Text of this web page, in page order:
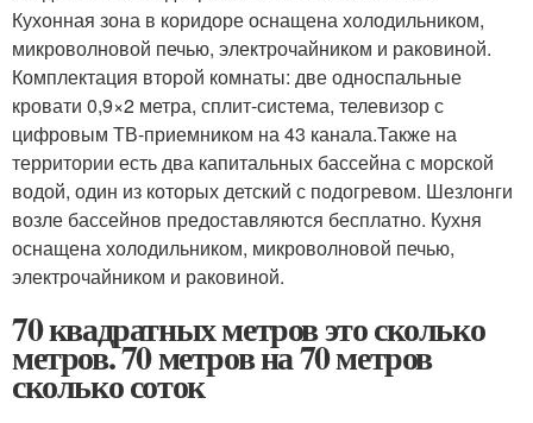
Кухонная зона в коридоре оснащена холодильником,
микроволновой печью, электрочайником и раковиной.
Комплектация второй комнаты: две односпальные
кровати 0,9×2 метра, сплит-система, телевизор с
цифровым ТВ-приемником на 43 канала.Также на
территории есть два капитальных бассейна с морской
водой, один из которых детский с подогревом. Шезлонги
возле бассейнов предоставляются бесплатно. Кухня
оснащена холодильником, микроволновой печью,
электрочайником и раковиной.
70 квадратных метров это сколько
метров. 70 метров на 70 метров
сколько соток